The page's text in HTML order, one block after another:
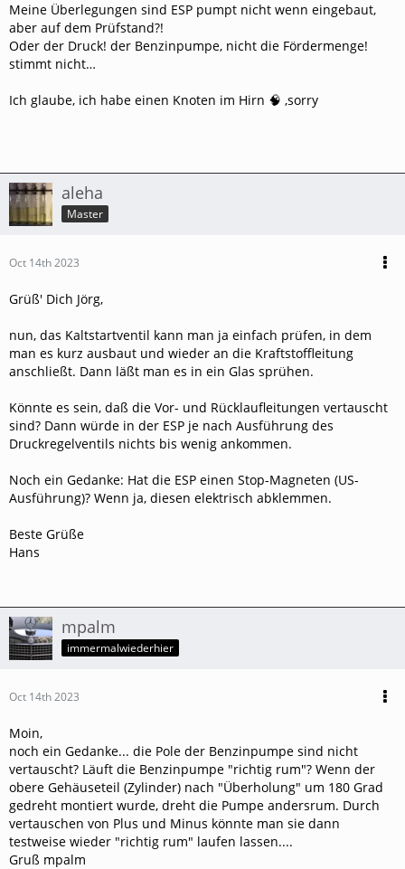
Meine Überlegungen sind ESP pumpt nicht wenn eingebaut,
aber auf dem Prüfstand?!
Oder der Druck! der Benzinpumpe, nicht die Fördermenge!
stimmt nicht…
Ich glaube, ich habe einen Knoten im Hirn 🧠 ,sorry
aleha
Master
Oct 14th 2023
Grüß' Dich Jörg,
nun, das Kaltstartventil kann man ja einfach prüfen, in dem
man es kurz ausbaut und wieder an die Kraftstoffleitung
anschließt. Dann läßt man es in ein Glas sprühen.
Könnte es sein, daß die Vor- und Rücklaufleitungen vertauscht
sind? Dann würde in der ESP je nach Ausführung des
Druckregelventils nichts bis wenig ankommen.
Noch ein Gedanke: Hat die ESP einen Stop-Magneten (US-
Ausführung)? Wenn ja, diesen elektrisch abklemmen.
Beste Grüße
Hans
mpalm
immermalwiederhier
Oct 14th 2023
Moin,
noch ein Gedanke... die Pole der Benzinpumpe sind nicht
vertauscht? Läuft die Benzinpumpe "richtig rum"? Wenn der
obere Gehäuseteil (Zylinder) nach "Überholung" um 180 Grad
gedreht montiert wurde, dreht die Pumpe andersrum. Durch
vertauschen von Plus und Minus könnte man sie dann
testweise wieder "richtig rum" laufen lassen....
Gruß mpalm